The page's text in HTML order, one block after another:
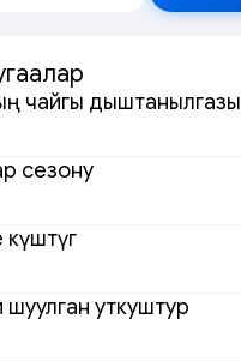
чайгы дыштанылгазы
сезону
уткуштур